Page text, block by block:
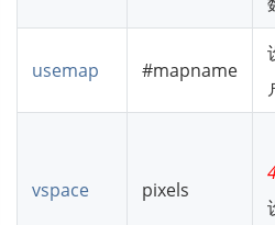
usemap #mapname
vspace pixels